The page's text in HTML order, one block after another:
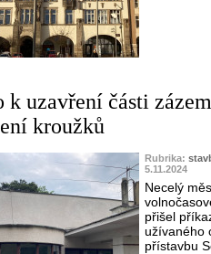
k uzavření části
kroužků
Rubrika:
5.11.2024
Necelý
přišel
užívaného
přístavbu